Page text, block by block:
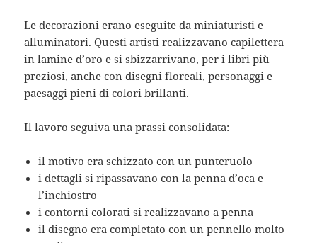
Le decorazioni erano eseguite da miniaturisti e
alluminatori. Questi artisti realizzavano capilettera
in lamine d’oro e si sbizzarrivano, per i libri più
preziosi, anche con disegni floreali, personaggi e
paesaggi pieni di colori brillanti.
Il lavoro seguiva una prassi consolidata:
il motivo era schizzato con un punteruolo
i dettagli si ripassavano con la penna d’oca e
l’inchiostro
i contorni colorati si realizzavano a penna
il disegno era completato con un pennello molto